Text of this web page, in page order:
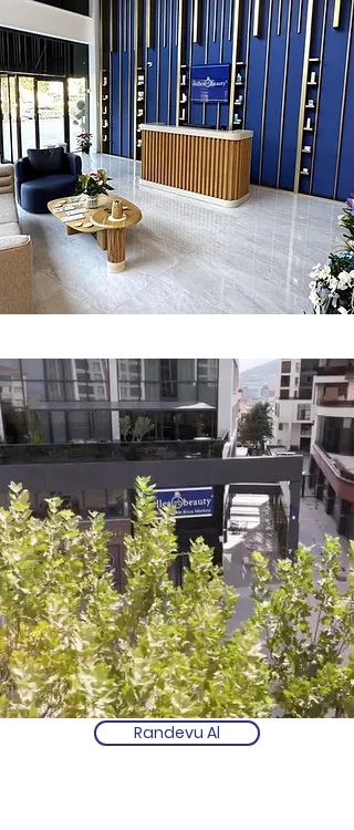
Randevu Al